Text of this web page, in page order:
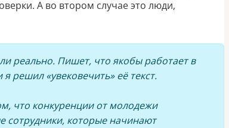
А во втором случае это люди,
реально. Пишет, что якобы работает в
решил «увековечить» её текст.
что конкуренции от молодежи
сотрудники, которые начинают